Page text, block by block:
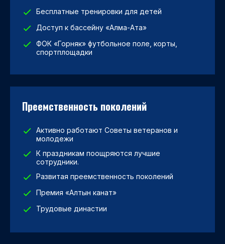
Бесплатные тренировки для детей
Доступ к бассейну «Алма-Ата»
ФОК «Горняк» футбольное поле, корты,
спортплощадки
Преемственность поколений
Активно работают Советы ветеранов и
молодежи
К праздникам поощряются лучшие
сотрудники.
Развитая преемственность поколений
Премия «Алтын канат»
Трудовые династии